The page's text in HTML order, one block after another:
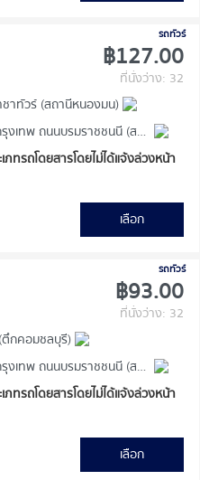
รถทัวร์
฿127.00
ที่นั่งว่าง: 32
าทัวร์ (สถานีหนองมน)
สถานีขนส่งผู้โดยสารกรุงเทพ ถนนบรมราชชนนี (สายใต้ใหม่)
ทรถโดยสารโดยไม่ได้แจ้งล่วงหน้า
เลือก
รถทัวร์
฿93.00
ที่นั่งว่าง: 32
กคอมชลบุรี)
สถานีขนส่งผู้โดยสารกรุงเทพ ถนนบรมราชชนนี (สายใต้ใหม่)
ทรถโดยสารโดยไม่ได้แจ้งล่วงหน้า
เลือก